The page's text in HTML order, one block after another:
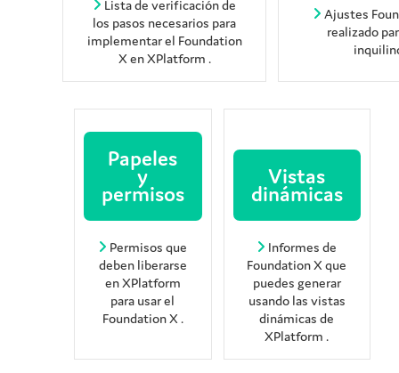
Lista de verificación de
los pasos necesarios para
implementar el Foundation
X enXPlatform .
Ajustes
realizado
Papeles
y
permisos
Vistas
dinámicas
Permisos que
deben liberarse
enXPlatform
para usar el
Foundation X .
Informes de
Foundation X que
puedes generar
usando las vistas
dinámicas de
XPlatform .